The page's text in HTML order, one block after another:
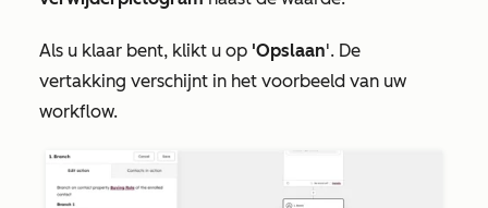
Als u klaar bent, klikt u op 'Opslaan'. De
vertakking verschijnt in het voorbeeld van uw
workflow.